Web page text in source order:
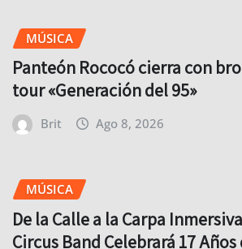
MÚSICA
Panteón Rococó cierra con
tour «Generación del 95»
Brit Ago 8, 2026
MÚSICA
De la Calle a la Carpa
Circus Band Celebrará 17